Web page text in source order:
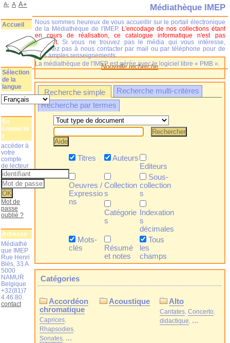
Nouvelle recherche
Recherche simple
Recherche multi-critères
Recherche par termes
Titres
Auteurs
Editeurs
Oeuvres /
Expressio
ns
Collection
s
Sous-
collection
s
Catégorie
s
Indexation
s
décimales
Mots-
clés
Résumé
et notes
Tous
les
champs
Catégories
Accordéon
chromatique
Caprices
Rhapsodies
Sonates ...
Acoustique Alto
Cantates Concerto
didactique ...
Médiathèque IMEP
Nous sommes heureux de vous accueillir sur le portail électronique
de la Médiathèque de l'IMEP. L'encodage de nos collections étant
en cours de réalisation, ce catalogue informatique n'est pas
complet.
Si vous ne trouvez pas le média qui vous intéresse,
n'hésitez pas à nous contacter par mail ou par téléphone pour de
plus amples renseignements.
La médiathèque de l'IMEP est gérée avec le logiciel libre « PMB ».
A- A A+
Accueil
Sélection
de la
langue
Se
connecte
r
accéder à
votre
compte
de lecteur
Mot de
passe
oublié ?
Adresse
Médiathè
que IMEP
Rue Henri
Blès, 33 A
5000
NAMUR
Belgique
+32(81)7
4.46.80.
contact